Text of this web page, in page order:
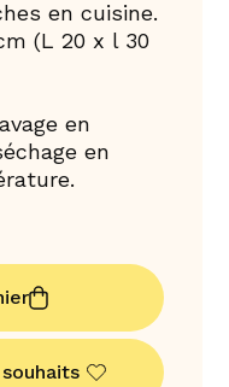
en cuisine.
(L 20 x l 30
en
en